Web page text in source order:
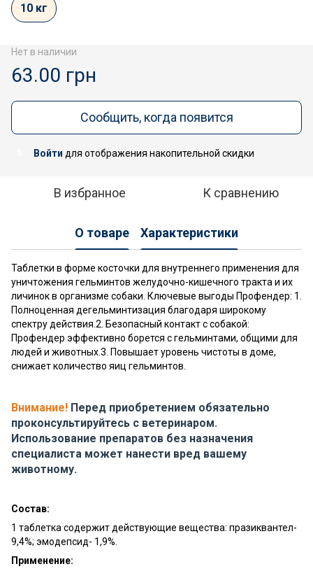
10 кг
Нет в наличии
63.00 грн
Сообщить, когда появится
Войти для отображения накопительной скидки
В избранное К сравнению
О товаре Характеристики
Таблетки в форме косточки для внутреннего применения для
уничтожения гельминтов желудочно-кишечного тракта и их
личинок в организме собаки. Ключевые выгоды Профендер: 1.
Полноценная дегельминтизация благодаря широкому
спектру действия.2. Безопасный контакт с собакой:
Профендер эффективно борется с гельминтами, общими для
людей и животных.3. Повышает уровень чистоты в доме,
снижает количество яиц гельминтов.
Внимание! Перед приобретением обязательно
проконсультируйтесь с ветеринаром.
Использование препаратов без назначения
специалиста может нанести вред вашему
животному.
Состав:
1 таблетка содержит действующие вещества: празиквантел-
9,4%; эмодепсид- 1,9%.
Применение: